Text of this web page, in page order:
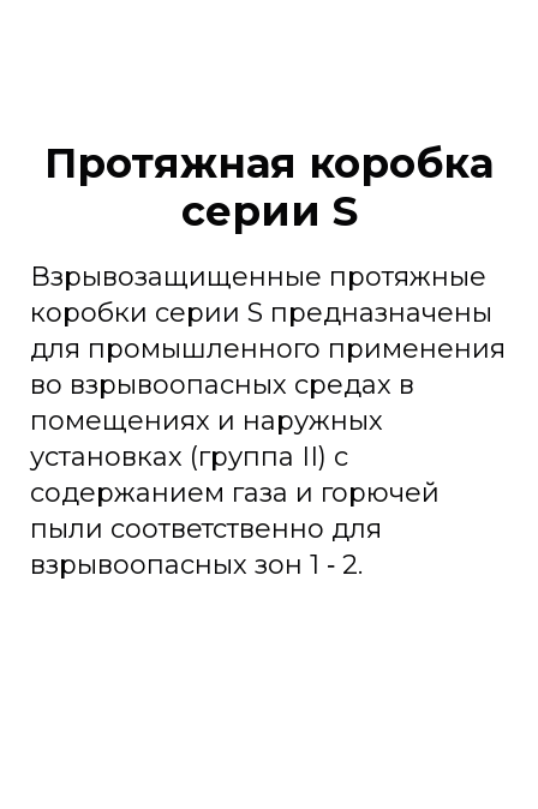
Протяжная коробка
серии S
Взрывозащищенные протяжные
коробки серии S предназначены
для промышленного применения
во взрывоопасных средах в
помещениях и наружных
установках (группа II) с
содержанием газа и горючей
пыли соответственно для
взрывоопасных зон 1 ‑ 2.